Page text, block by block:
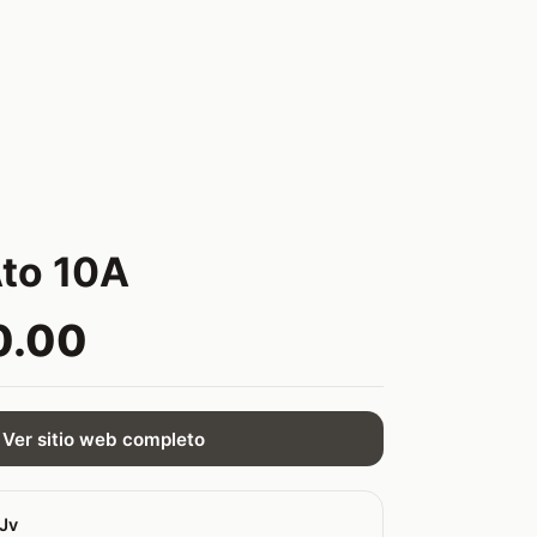
10A
Ver sitio web completo